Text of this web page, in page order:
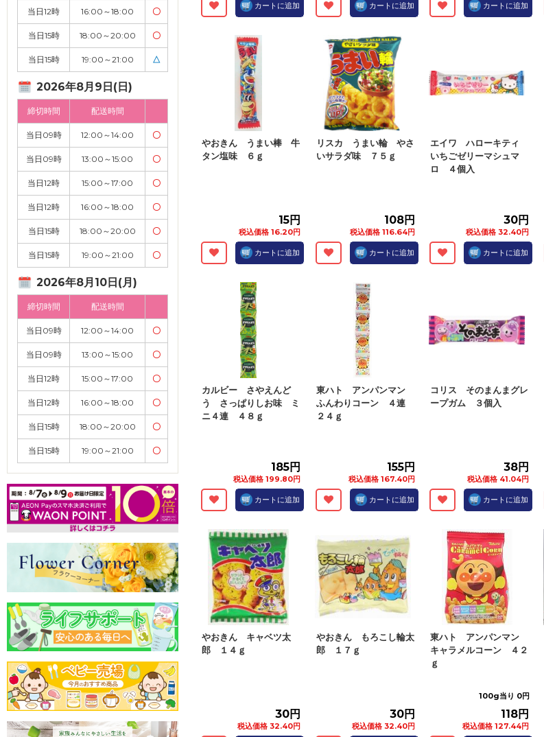
当日12時 16:00～18:00 〇
当日15時 18:00～20:00 〇
当日15時 19:00～21:00 △
2026年8月9日(日)
締切時間 配送時間
当日09時 12:00～14:00 〇
当日09時 13:00～15:00 〇
当日12時 15:00～17:00 〇
当日12時 16:00～18:00 〇
当日15時 18:00～20:00 〇
当日15時 19:00～21:00 〇
2026年8月10日(月)
締切時間 配送時間
当日09時 12:00～14:00 〇
当日09時 13:00～15:00 〇
当日12時 15:00～17:00 〇
当日12時 16:00～18:00 〇
当日15時 18:00～20:00 〇
当日15時 19:00～21:00 〇
カートに追加 カートに追加 カートに追加
やおきん うまい棒 牛
タン塩味 ６ｇ
15円
税込価格 16.20円
カートに追加
リスカ うまい輪 やさ
いサラダ味 ７５ｇ
108円
税込価格 116.64円
カートに追加
エイワ ハローキティ
いちごゼリーマシュマ
ロ ４個入
30円
税込価格 32.40円
カートに追加
カルビー さやえんど
う さっぱりしお味 ミ
ニ４連 ４８ｇ
185円
税込価格 199.80円
カートに追加
東ハト アンパンマン
ふんわりコーン ４連
２４ｇ
155円
税込価格 167.40円
カートに追加
コリス そのまんまグレ
ープガム ３個入
38円
税込価格 41.04円
カートに追加
やおきん キャベツ太
郎 １４ｇ
30円
税込価格 32.40円
やおきん もろこし輪太
郎 １７ｇ
30円
税込価格 32.40円
東ハト アンパンマン
キャラメルコーン ４２
ｇ
100g当り 0円
118円
税込価格 127.44円